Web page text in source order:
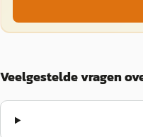
Veelgestelde vragen